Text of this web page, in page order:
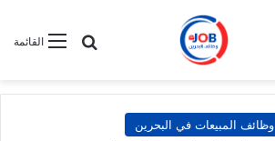
القائمةبحث عن
وظائف المبيعات في البحرين